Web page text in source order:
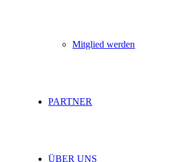
Mitglied werden
PARTNER
ÜBER UNS